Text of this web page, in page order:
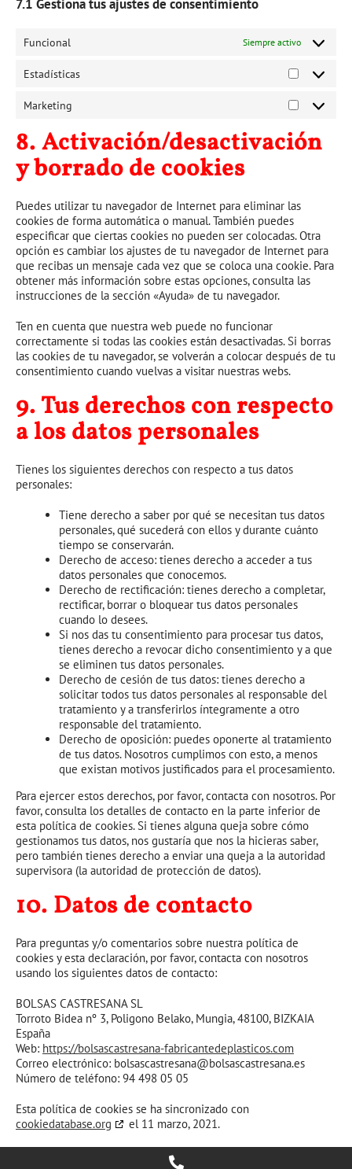
7.1 Gestiona tus ajustes de consentimiento
Funcional Siempre activo
Estadísticas
Marketing
Marketing
8. Activación/desactivación
y borrado de cookies
Puedes utilizar tu navegador de Internet para eliminar las
cookies de forma automática o manual. También puedes
especificar que ciertas cookies no pueden ser colocadas. Otra
opción es cambiar los ajustes de tu navegador de Internet para
que recibas un mensaje cada vez que se coloca una cookie. Para
obtener más información sobre estas opciones, consulta las
instrucciones de la sección «Ayuda» de tu navegador.
Ten en cuenta que nuestra web puede no funcionar
correctamente si todas las cookies están desactivadas. Si borras
las cookies de tu navegador, se volverán a colocar después de tu
consentimiento cuando vuelvas a visitar nuestras webs.
9. Tus derechos con respecto
a los datos personales
Tienes los siguientes derechos con respecto a tus datos
personales:
Tiene derecho a saber por qué se necesitan tus datos
personales, qué sucederá con ellos y durante cuánto
tiempo se conservarán.
Derecho de acceso: tienes derecho a acceder a tus
datos personales que conocemos.
Derecho de rectificación: tienes derecho a completar,
rectificar, borrar o bloquear tus datos personales
cuando lo desees.
Si nos das tu consentimiento para procesar tus datos,
tienes derecho a revocar dicho consentimiento y a que
se eliminen tus datos personales.
Derecho de cesión de tus datos: tienes derecho a
solicitar todos tus datos personales al responsable del
tratamiento y a transferirlos íntegramente a otro
responsable del tratamiento.
Derecho de oposición: puedes oponerte al tratamiento
de tus datos. Nosotros cumplimos con esto, a menos
que existan motivos justificados para el procesamiento.
Para ejercer estos derechos, por favor, contacta con nosotros. Por
favor, consulta los detalles de contacto en la parte inferior de
esta política de cookies. Si tienes alguna queja sobre cómo
gestionamos tus datos, nos gustaría que nos la hicieras saber,
pero también tienes derecho a enviar una queja a la autoridad
supervisora (la autoridad de protección de datos).
10. Datos de contacto
Para preguntas y/o comentarios sobre nuestra política de
cookies y esta declaración, por favor, contacta con nosotros
usando los siguientes datos de contacto:
BOLSAS CASTRESANA SL
Torroto Bidea nº 3, Poligono Belako, Mungia, 48100, BIZKAIA
España
Web: https://bolsascastresana-fabricantedeplasticos.com
Correo electrónico: bolsascastresana@bolsascastresana.es
Número de teléfono: 94 498 05 05
Esta política de cookies se ha sincronizado con
cookiedatabase.org
el 11 marzo, 2021.